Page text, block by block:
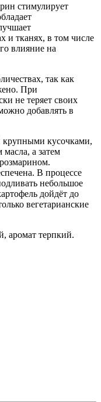
стимулирует
и тканях, в том числе
влияние на
так как
При
не теряет своих
добавлять в
крупными кусочками,
а затем
В процессе
небольшое
дойдёт до
вегетарианские
аромат терпкий.